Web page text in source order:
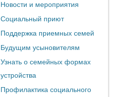
Новости и мероприятия
Социальный приют
Поддержка приемных семей
Будущим усыновителям
Узнать о семейных формах
устройства
Профилактика социального